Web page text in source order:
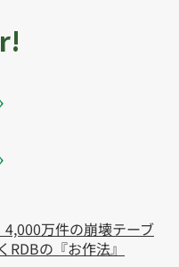
万件の崩壊テーブ
の『お作法』